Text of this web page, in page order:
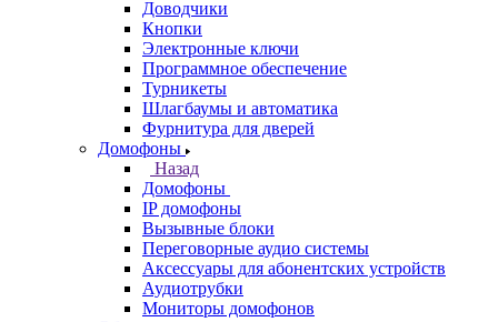
Доводчики
Кнопки
Электронные ключи
Программное обеспечение
Турникеты
Шлагбаумы и автоматика
Фурнитура для дверей
Домофоны
Назад
Домофоны
IP домофоны
Вызывные блоки
Переговорные аудио системы
Аксессуары для абонентских устройств
Аудиотрубки
Мониторы домофонов